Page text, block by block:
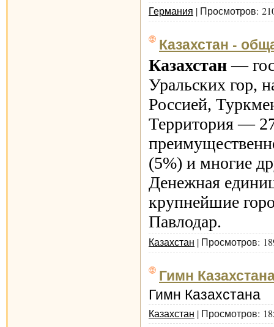
Германия | Просмотров:
Казахстан -
Казахстан —
Уральских гор,
Россией,
Территория —
(5%) и многие
Денежная
крупнейшие
Павлодар.
Казахстан | Просмотров:
Гимн
Гимн Казахстана
Казахстан | Просмотров: